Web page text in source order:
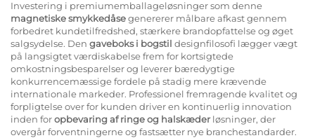
Investering i premiumemballageløsninger som denne
magnetiske smykkedåsegenererer målbare afkast gennem
forbedret kundetilfredshed, stærkere brandopfattelse og øget
salgsydelse. Den gaveboks i bogstil designfilosofi lægger vægt
på langsigtet værdiskabelse frem for kortsigtede
omkostningsbesparelser og leverer bæredygtige
konkurrencemæssige fordele på stadig mere krævende
internationale markeder. Professionel fremragende kvalitet og
forpligtelse over for kunden driver en kontinuerlig innovation
inden foropbevaring af ringe og halskæderløsninger, der
overgår forventningerne og fastsætter nye branchestandarder.